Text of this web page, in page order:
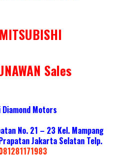
Sales
Diamond Motors
No. 21 – 23 Kel. Mampang
Jakarta Selatan Telp.